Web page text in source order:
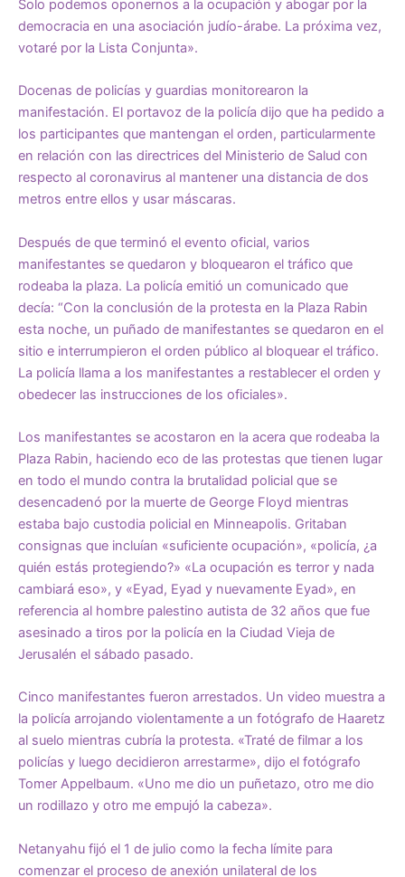
Solo podemos oponernos a la ocupación y abogar por la
democracia en una asociación judío-árabe. La próxima vez,
votaré por la Lista Conjunta».
Docenas de policías y guardias monitorearon la
manifestación. El portavoz de la policía dijo que ha pedido a
los participantes que mantengan el orden, particularmente
en relación con las directrices del Ministerio de Salud con
respecto al coronavirus al mantener una distancia de dos
metros entre ellos y usar máscaras.
Después de que terminó el evento oficial, varios
manifestantes se quedaron y bloquearon el tráfico que
rodeaba la plaza. La policía emitió un comunicado que
decía: “Con la conclusión de la protesta en la Plaza Rabin
esta noche, un puñado de manifestantes se quedaron en el
sitio e interrumpieron el orden público al bloquear el tráfico.
La policía llama a los manifestantes a restablecer el orden y
obedecer las instrucciones de los oficiales».
Los manifestantes se acostaron en la acera que rodeaba la
Plaza Rabin, haciendo eco de las protestas que tienen lugar
en todo el mundo contra la brutalidad policial que se
desencadenó por la muerte de George Floyd mientras
estaba bajo custodia policial en Minneapolis. Gritaban
consignas que incluían «suficiente ocupación», «policía, ¿a
quién estás protegiendo?» «La ocupación es terror y nada
cambiará eso», y «Eyad, Eyad y nuevamente Eyad», en
referencia al hombre palestino autista de 32 años que fue
asesinado a tiros por la policía en la Ciudad Vieja de
Jerusalén el sábado pasado.
Cinco manifestantes fueron arrestados. Un video muestra a
la policía arrojando violentamente a un fotógrafo de Haaretz
al suelo mientras cubría la protesta. «Traté de filmar a los
policías y luego decidieron arrestarme», dijo el fotógrafo
Tomer Appelbaum. «Uno me dio un puñetazo, otro me dio
un rodillazo y otro me empujó la cabeza».
Netanyahu fijó el 1 de julio como la fecha límite para
comenzar el proceso de anexión unilateral de los